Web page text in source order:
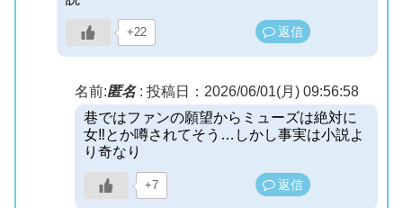
+22 返信
名前:匿名: 投稿日：2026/06/01(月) 09:56:58
巷ではファンの願望からミューズは絶対に
女‼とか噂されてそう…しかし事実は小説よ
り奇なり
+7 返信